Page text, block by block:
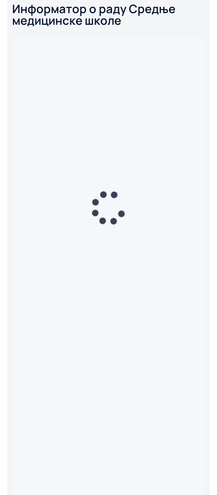
Информатор о раду Средње
медицинске школе